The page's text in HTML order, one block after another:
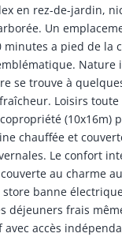
en rez-de-jardin,
Un
minutes a pied de la
Nature
se trouve à
Loisirs
(10x16m)
chauffée et
Le confort
au charme
banne
déjeuners frais
accès